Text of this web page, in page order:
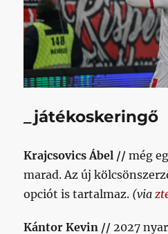
_játékoskeringő
Krajcsovics Ábel // még
marad. Az új
opciót is tartalmaz. (via
Kántor Kevin // 2027